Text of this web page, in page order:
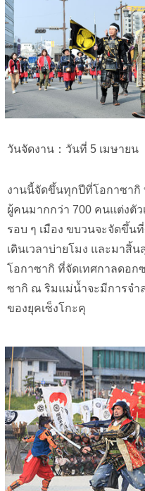
วันจัดงาน：วันที่ 5 เมษายน
งานนี้จัดขึ้นทุกปีที่โอกาซากิ
ผู้คนมากกว่า 700 คนแต่งตั
รอบ ๆ เมือง ขบวนจะจัดขึ้น
เดินเวลาบ่ายโมง และมาสิ้
โอกาซากิ ที่จัดเทศกาลดอก
ซากิ ณ ริมแม่น้ำจะมีการจำ
ของยุคเซ็งโกะคุ